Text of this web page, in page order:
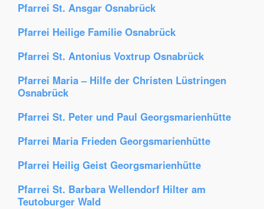
Pfarrei St. Ansgar Osnabrück
Pfarrei Heilige Familie Osnabrück
Pfarrei St. Antonius Voxtrup Osnabrück
Pfarrei Maria – Hilfe der Christen Lüstringen
Osnabrück
Pfarrei St. Peter und Paul Georgsmarienhütte
Pfarrei Maria Frieden Georgsmarienhütte
Pfarrei Heilig Geist Georgsmarienhütte
Pfarrei St. Barbara Wellendorf Hilter am
Teutoburger Wald